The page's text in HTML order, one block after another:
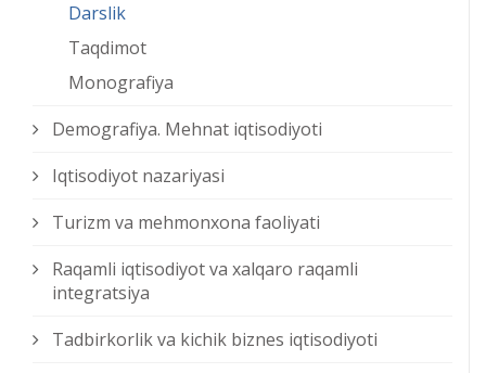
Darslik
Taqdimot
Monografiya
Demografiya. Mehnat iqtisodiyoti
Iqtisodiyot nazariyasi
Turizm va mehmonxona faoliyati
Raqamli iqtisodiyot va xalqaro raqamli
integratsiya
Tadbirkorlik va kichik biznes iqtisodiyoti